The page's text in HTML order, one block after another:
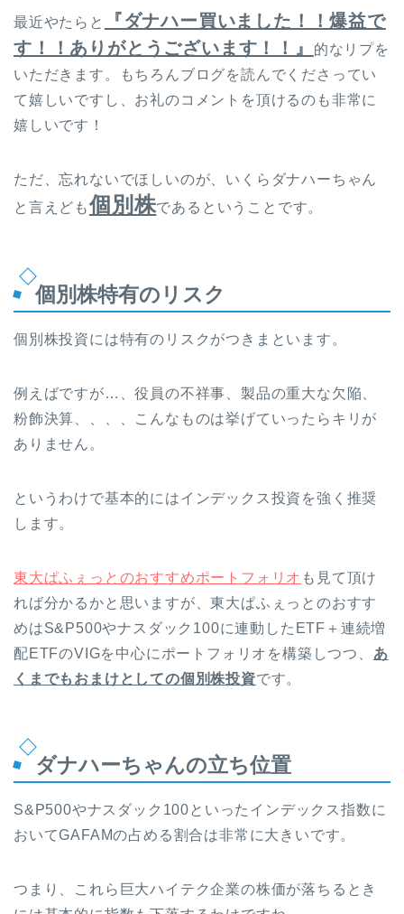
最近やたらと
『ダナハー買いました！！爆益で
す！！ありがとうございます！！』
的なリプを
いただきます。もちろんブログを読んでくださってい
て嬉しいですし、お礼のコメントを頂けるのも非常に
嬉しいです！
ただ、忘れないでほしいのが、いくらダナハーちゃん
と言えども個別株であるということです。
個別株特有のリスク
個別株投資には特有のリスクがつきまといます。
例えばですが…、役員の不祥事、製品の重大な欠陥、
粉飾決算、、、、こんなものは挙げていったらキリが
ありません。
というわけで基本的にはインデックス投資を強く推奨
します。
東大ぱふぇっとのおすすめポートフォリオ も見て頂け
れば分かるかと思いますが、東大ぱふぇっとのおすす
めはS&P500やナスダック100に連動したETF＋連続増
配ETFのVIGを中心にポートフォリオを構築しつつ、 あ
くまでもおまけとしての個別株投資です。
ダナハーちゃんの立ち位置
S&P500やナスダック100といったインデックス指数に
おいてGAFAMの占める割合は非常に大きいです。
つまり、これら巨大ハイテク企業の株価が落ちるとき